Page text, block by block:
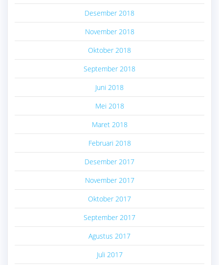
Desember 2018
November 2018
Oktober 2018
September 2018
Juni 2018
Mei 2018
Maret 2018
Februari 2018
Desember 2017
November 2017
Oktober 2017
September 2017
Agustus 2017
Juli 2017